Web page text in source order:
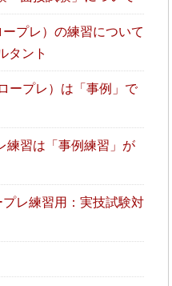
プレ）の練習について
タント
ープレ）は「事例」で
練習は「事例練習」が
レ練習用：実技試験対